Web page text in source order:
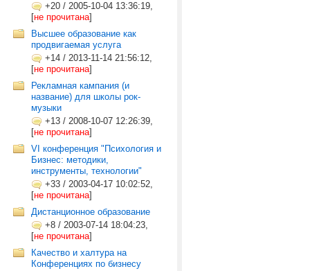
+20 / 2005-10-04 13:36:19,
[не прочитана]
Высшее образование как
продвигаемая услуга
+14 / 2013-11-14 21:56:12,
[не прочитана]
Рекламная кампания (и
название) для школы рок-
музыки
+13 / 2008-10-07 12:26:39,
[не прочитана]
VI конференция "Психология и
Бизнес: методики,
инструменты, технологии"
+33 / 2003-04-17 10:02:52,
[не прочитана]
Дистанционное образование
+8 / 2003-07-14 18:04:23,
[не прочитана]
Качество и халтура на
Конференциях по бизнесу